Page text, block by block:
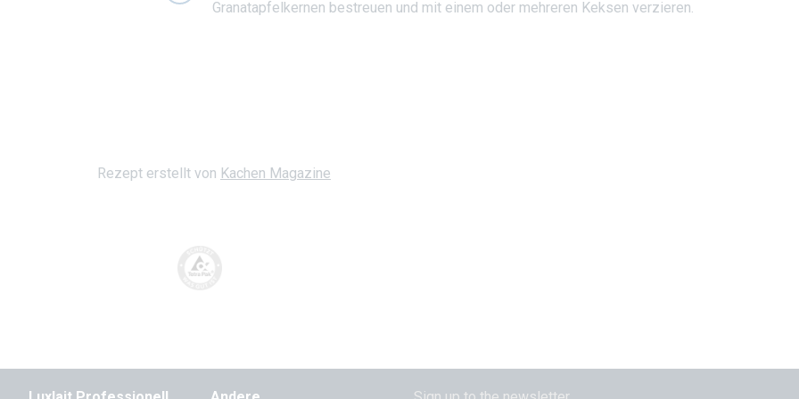
Granatapfelkernen bestreuen und mit einem oder mehreren Keksen verzieren.
Rezept erstellt von Kachen Magazine